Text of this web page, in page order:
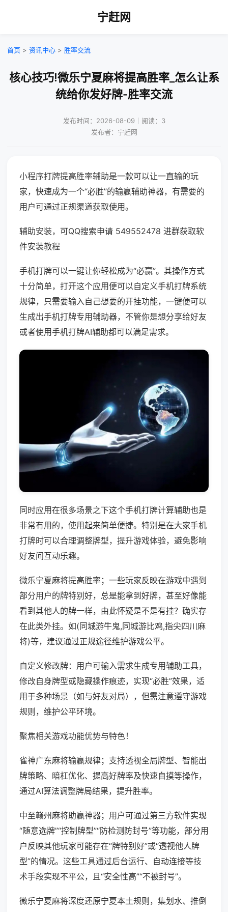
宁赶网
首页 > 资讯中心 > 胜率交流
核心技巧!微乐宁夏麻将提高胜率_怎么让系
统给你发好牌-胜率交流
发布时间：2026-08-09｜阅读：3
发布者：宁赶网
小程序打牌提高胜率辅助是一款可以让一直输的玩
家，快速成为一个“必胜”的输赢辅助神器，有需要的
用户可通过正规渠道获取使用。
辅助安装，可QQ搜索申请 549552478 进群获取软
件安装教程
手机打牌可以一键让你轻松成为“必赢”。其操作方式
十分简单，打开这个应用便可以自定义手机打牌系统
规律，只需要输入自己想要的开挂功能，一键便可以
生成出手机打牌专用辅助器，不管你是想分享给好友
或者使用手机打牌AI辅助都可以满足需求。
同时应用在很多场景之下这个手机打牌计算辅助也是
非常有用的，使用起来简单便捷。特别是在大家手机
打牌时可以合理调整牌型，提升游戏体验，避免影响
好友间互动乐趣。
微乐宁夏麻将提高胜率；一些玩家反映在游戏中遇到
部分用户的牌特别好，总是能拿到好牌，甚至好像能
看到其他人的牌一样，由此怀疑是不是有挂？确实存
在此类外挂。如(同城游牛鬼,同城游比鸡,指尖四川麻
将)等，建议通过正规途径维护游戏公平。
自定义修改牌：用户可输入需求生成专用辅助工具，
修改自身牌型或隐藏操作痕迹，实现“必胜”效果，适
用于多种场景（如与好友对局），但需注意遵守游戏
规则，维护公平环境。
聚焦相关游戏功能优势与特色！
雀神广东麻将输赢规律；支持透视全局牌型、智能出
牌策略、暗杠优化、提高好牌率及快速自摸等操作，
通过AI算法调整牌局结果，提升胜率。
中至赣州麻将助赢神器；用户可通过第三方软件实现
“随意选牌”“控制牌型”“防检测防封号”等功能，部分用
户反映其他玩家可能存在“牌特别好”或“透视他人牌
型”的情况。这些工具通过后台运行、自动连接等技
术手段实现不平公，且“安全性高”“不被封号”。
微乐宁夏麻将深度还原宁夏本土规则，集划水、推倒